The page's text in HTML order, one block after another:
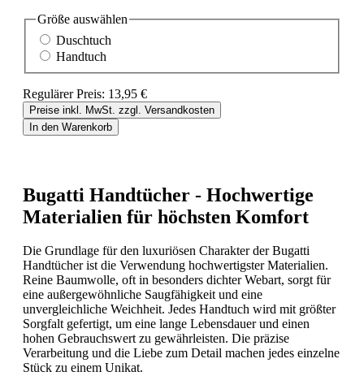
Größe auswählen
Duschtuch
Handtuch
Regulärer Preis: 13,95 €
Preise inkl. MwSt. zzgl. Versandkosten
In den Warenkorb
Bugatti Handtücher - Hochwertige
Materialien für höchsten Komfort
Die Grundlage für den luxuriösen Charakter der Bugatti
Handtücher ist die Verwendung hochwertigster Materialien.
Reine Baumwolle, oft in besonders dichter Webart, sorgt für
eine außergewöhnliche Saugfähigkeit und eine
unvergleichliche Weichheit. Jedes Handtuch wird mit größter
Sorgfalt gefertigt, um eine lange Lebensdauer und einen
hohen Gebrauchswert zu gewährleisten. Die präzise
Verarbeitung und die Liebe zum Detail machen jedes einzelne
Stück zu einem Unikat.